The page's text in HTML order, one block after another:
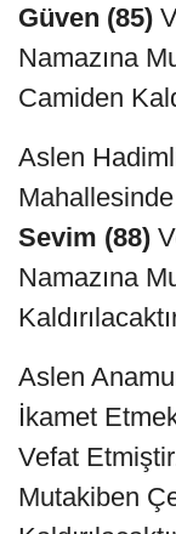
Güven (85)
Namazına
Camiden
Aslen
Sevim (88)
Namazına
Aslen
İkamet
Vefat
Mutakiben